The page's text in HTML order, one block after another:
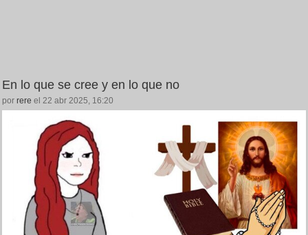
En lo que se cree y en lo que no
por rere el 22 abr 2025, 16:20